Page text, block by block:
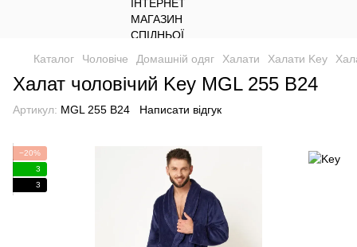
Каталог Чоловіче Домашній одяг Халати Халати Key
Халат чоловічий Key MGL 255 B24
Артикул: MGL 255 B24 Написати відгук
−20%
3
3